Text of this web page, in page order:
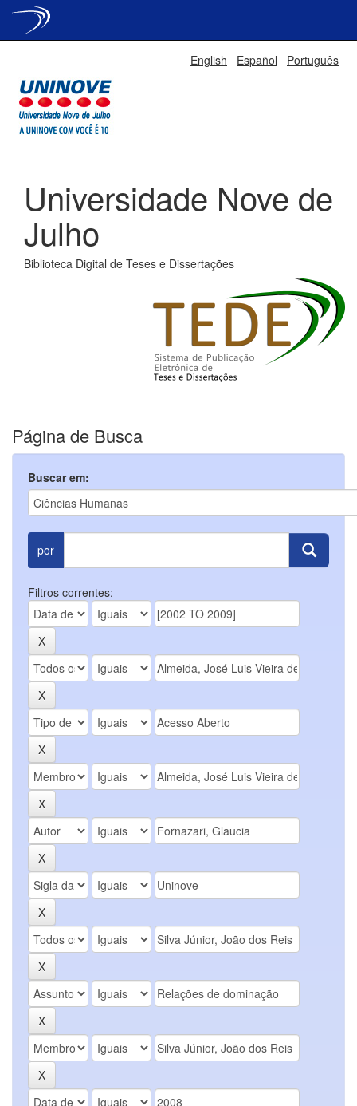
English Español Português
Universidade Nove de
Julho
Biblioteca Digital de Teses e Dissertações
Página de Busca
Buscar em:
por
Filtros correntes: